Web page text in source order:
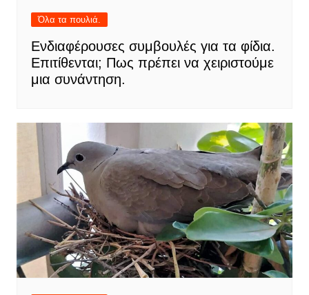
Όλα τα πουλιά.
Ενδιαφέρουσες συμβουλές για τα φίδια.
Επιτίθενται; Πως πρέπει να χειριστούμε
μια συνάντηση.